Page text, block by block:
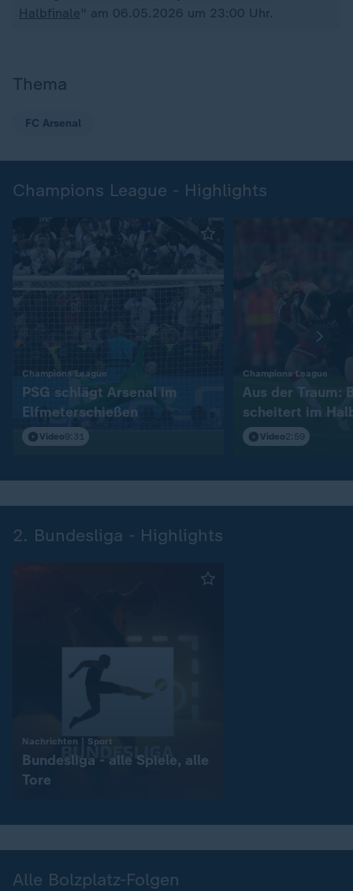
Halbfinale" am 06.05.2026 um 23:00 Uhr.
Thema
FC Arsenal
Champions League - Highlights
Champions League
PSG schlägt Arsenal im
Elfmeterschießen
Video9:31
Champions League
Aus der Traum:
scheitert im
Video2:59
2. Bundesliga - Highlights
Nachrichten | Sport
Bundesliga - alle Spiele, alle
Tore
Alle Bolzplatz-Folgen